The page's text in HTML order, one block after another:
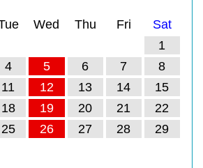
Wed Thu Fri
Sat
1
4 5 6 7
8
11 12 13 14
15
18 19 20 21
22
25 26 27 28
29